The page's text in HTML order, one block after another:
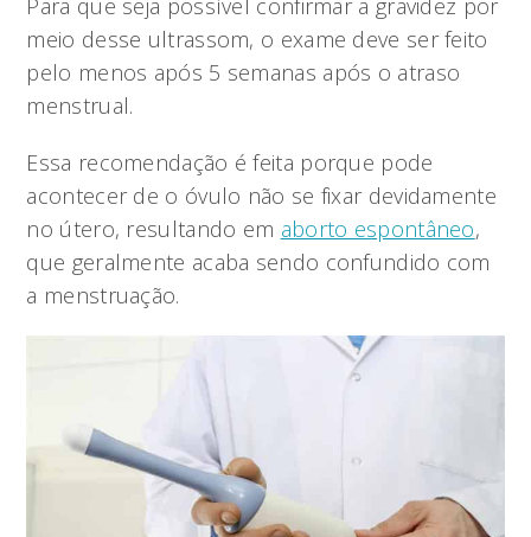
Para que seja possível confirmar a gravidez por
meio desse ultrassom, o exame deve ser feito
pelo menos após 5 semanas após o atraso
menstrual.
Essa recomendação é feita porque pode
acontecer de o óvulo não se fixar devidamente
no útero, resultando em aborto espontâneo,
que geralmente acaba sendo confundido com
a menstruação.